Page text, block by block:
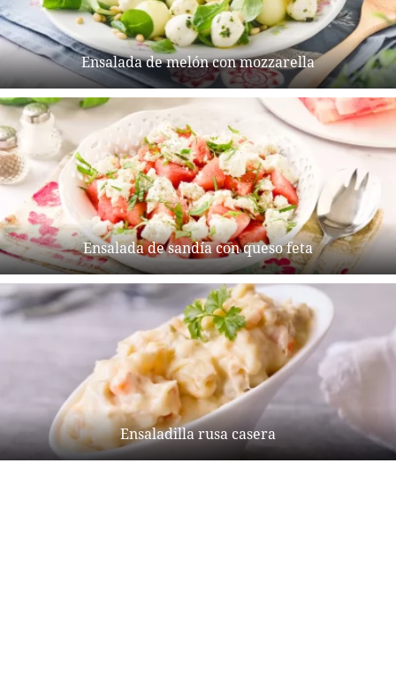
Ensalada de melón con mozzarella
Ensalada de sandía con queso feta
Ensaladilla rusa casera